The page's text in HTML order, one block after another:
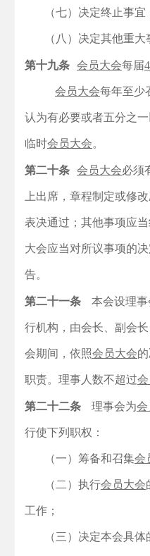
（七）决定终止事宜
（八）决定其他重大
第十九条 会员大会每届4
会员大会每年至少
认为有必要或者五分之
临时会员大会。
第二十条 会员大会必须
上出席，章程制定或修
表决通过；其他事项应
大会应当对所议事项的
告。
第二十一条 本会设理
行机构，由会长、副会
会期间，依照会员大会
职责。理事人数不超过会
第二十二条 理事会为会
行使下列职权：
（一）筹备和召集会
（二）执行会员大会
工作；
（三）决定本会具体